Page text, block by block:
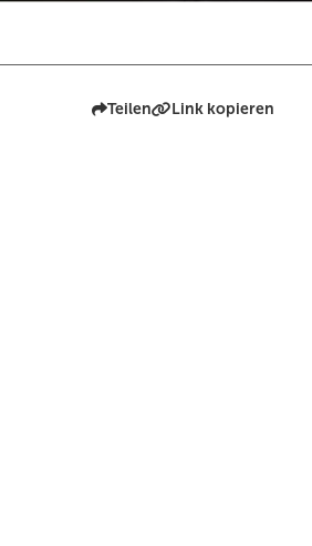
Teilen Link kopieren